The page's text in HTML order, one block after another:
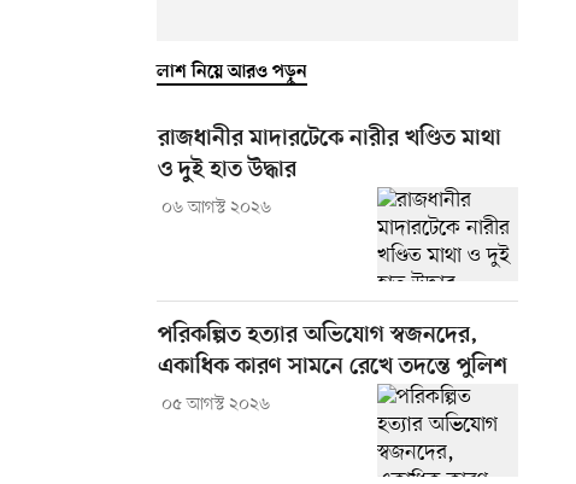
লাশ নিয়ে আরও পড়ুন
রাজধানীর মাদারটেকে নারীর খণ্ডিত মাথা
ও দুই হাত উদ্ধার
০৬ আগস্ট ২০২৬
পরিকল্পিত হত্যার অভিযোগ স্বজনদের,
একাধিক কারণ সামনে রেখে তদন্তে পুলিশ
০৫ আগস্ট ২০২৬